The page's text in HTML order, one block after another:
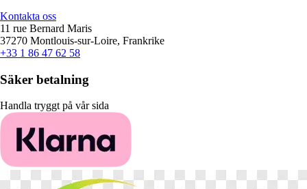
Kontakta oss
11 rue Bernard Maris
37270 Montlouis-sur-Loire, Frankrike
+33 1 86 47 62 58
Säker betalning
Handla tryggt på vår sida